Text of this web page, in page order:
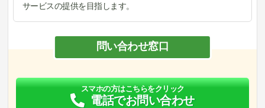
サービスの提供を目指します。
問い合わせ窓口
スマホの方はこちらをクリック
電話でお問い合わせ